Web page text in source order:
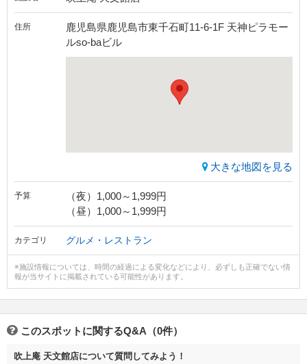
住所
鹿児島県鹿児島市東千石町11-6-1F 天神ピラモー
ルso-baビル
大きな地図を見る
予算
（夜）1,000～1,999円
（昼）1,000～1,999円
カテゴリ グルメ・レストラン
※施設情報については、時間の経過による変化などにより、必ずしも正確でない情
報が当サイトに掲載されている可能性があります。
このスポットに関するQ&A（0件）
吹上庵 天文館店について質問してみよう！